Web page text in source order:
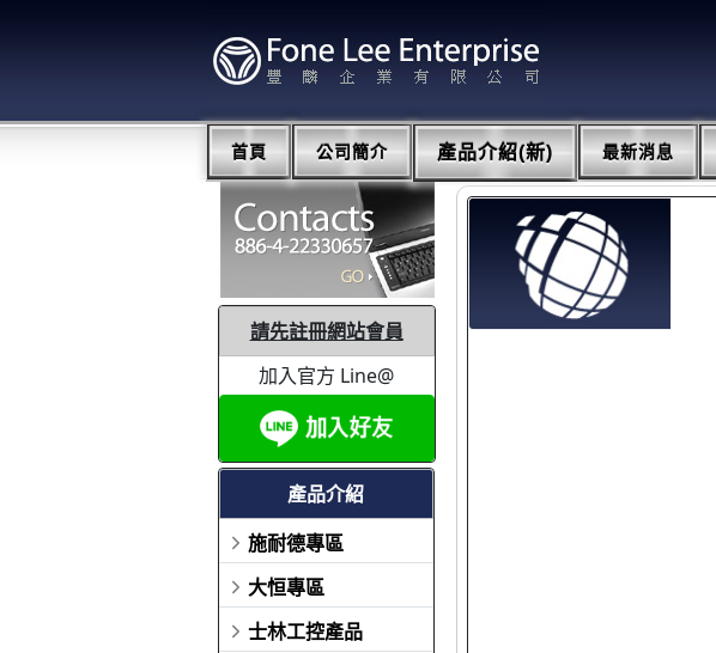
首頁 公司簡介 產品介紹(新) 最新消息
請先註冊網站會員
加入官方 Line@
產品介紹
施耐德專區
大恒專區
士林工控產品